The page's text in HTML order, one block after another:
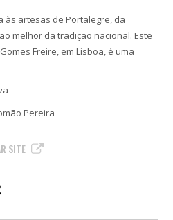
às artesãs de Portalegre, da
melhor da tradição nacional. Este
Freire, em Lisboa, é uma
Pereira
SITE